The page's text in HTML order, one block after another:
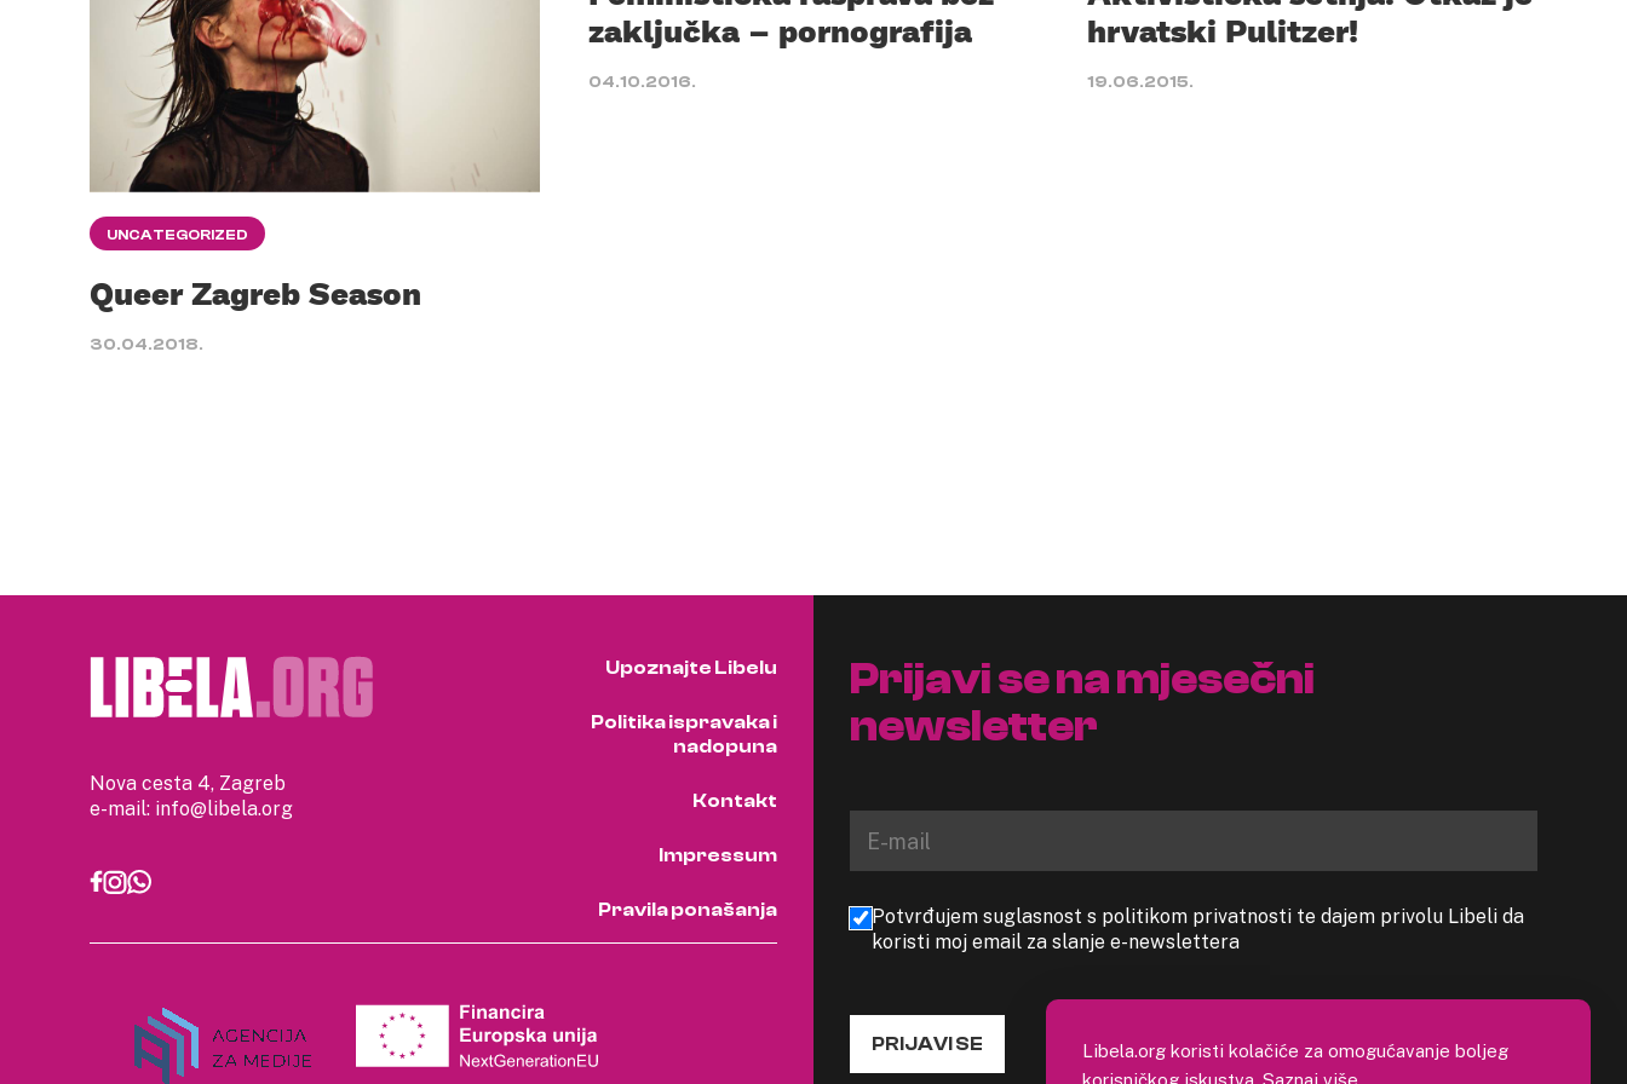
UNCATEGORIZED
Queer Zagreb Season
30.04.2018.
zaključka – pornografija
04.10.2016.
hrvatski Pulitzer!
19.06.2015.
Nova cesta 4, Zagreb
e-mail: info@libela.org
Upoznajte Libelu
Politika ispravaka i
nadopuna
Kontakt
Impressum
Pravila ponašanja
Prijavi se na mjesečni
newsletter
Potvrđujem suglasnost s politikom privatnosti te dajem privolu Libeli da
koristi moj email za slanje e-newslettera
PRIJAVI SE
Libela.org koristi kolačiće za omogućavanje boljeg
korisničkog iskustva. Saznaj više